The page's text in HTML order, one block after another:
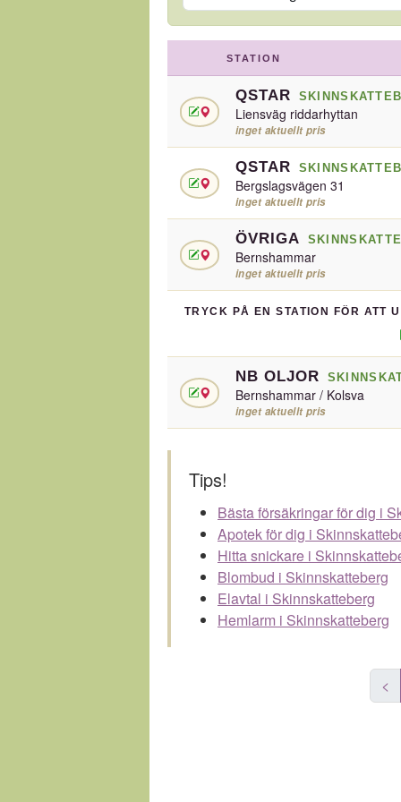
STATION
QSTAR
Liensväg riddarhyttan
inget aktuellt pris
QSTAR
Bergslagsvägen 31
inget aktuellt pris
ÖVRIGA
Bernshammar
inget aktuellt pris
TRYCK PÅ EN STATION FÖR ATT
NB OLJOR
Bernshammar / Kolsva
inget aktuellt pris
Tips!
Bästa försäkringar för dig i
Apotek för dig i
Hitta snickare i
Blombud i Skinnskatteberg
Elavtal i Skinnskatteberg
Hemlarm i Skinnskatteberg
<